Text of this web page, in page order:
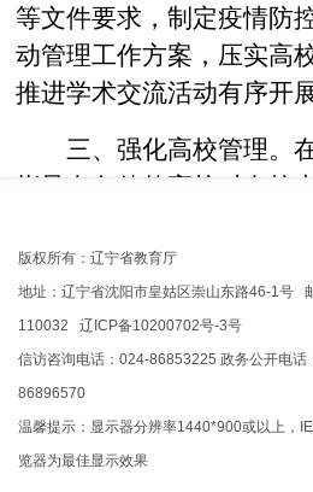
等文件要求，制定疫情防
动管理工作方案，压实高
推进学术交流活动有序开展
三、强化高校管理。在
指导有条件的高校对在校
关学院二级管理，并以各
主，开展的各类学术活动
做到责任到人，确保学校
到位，保障教师和学生生
四、开展科研攻关。新
版权所有：辽宁省教育厅
地址：辽宁省沈阳市皇姑区崇山东路46-1号
110032 辽ICP备10200702号-3号
信访咨询电话：024-86853225 政务公开电话
86896570
温馨提示：显示器分辨率1440*900或以上，
览器为最佳显示效果